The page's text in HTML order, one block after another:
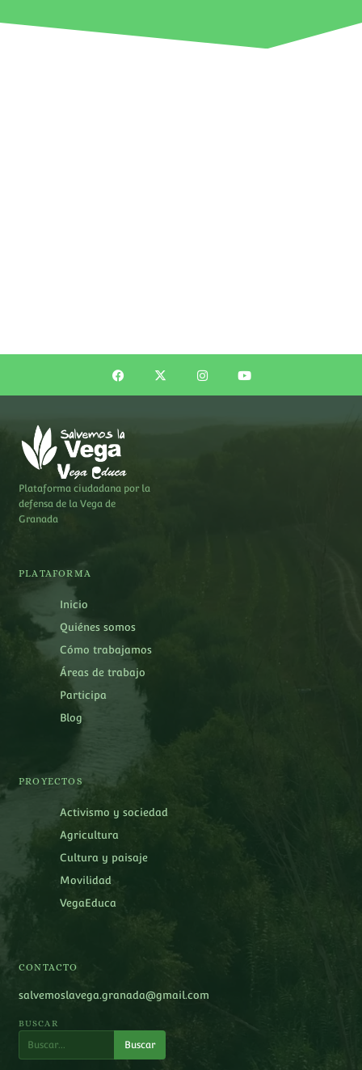
Plataforma ciudadana por la
defensa de la Vega de
Granada
PLATAFORMA
Inicio
Quiénes somos
Cómo trabajamos
Áreas de trabajo
Participa
Blog
PROYECTOS
Activismo y sociedad
Agricultura
Cultura y paisaje
Movilidad
VegaEduca
CONTACTO
salvemoslavega.granada@gmail.com
BUSCAR
Buscar